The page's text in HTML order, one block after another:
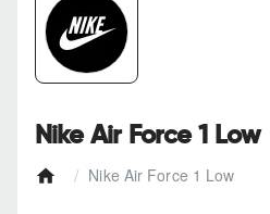
Nike Air Force 1 Low
Nike Air Force 1 Low